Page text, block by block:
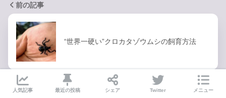
前の記事
“世界一硬い”クロカタゾウムシの飼育方法
次の記事
人気記事 最近の投稿 シェア Twitter メニュー